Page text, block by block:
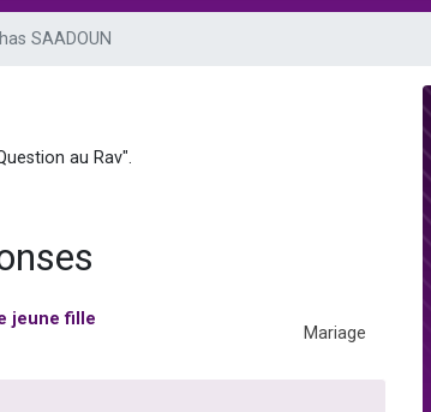
SAADOUN
au Rav".
jeune fille
Mariage